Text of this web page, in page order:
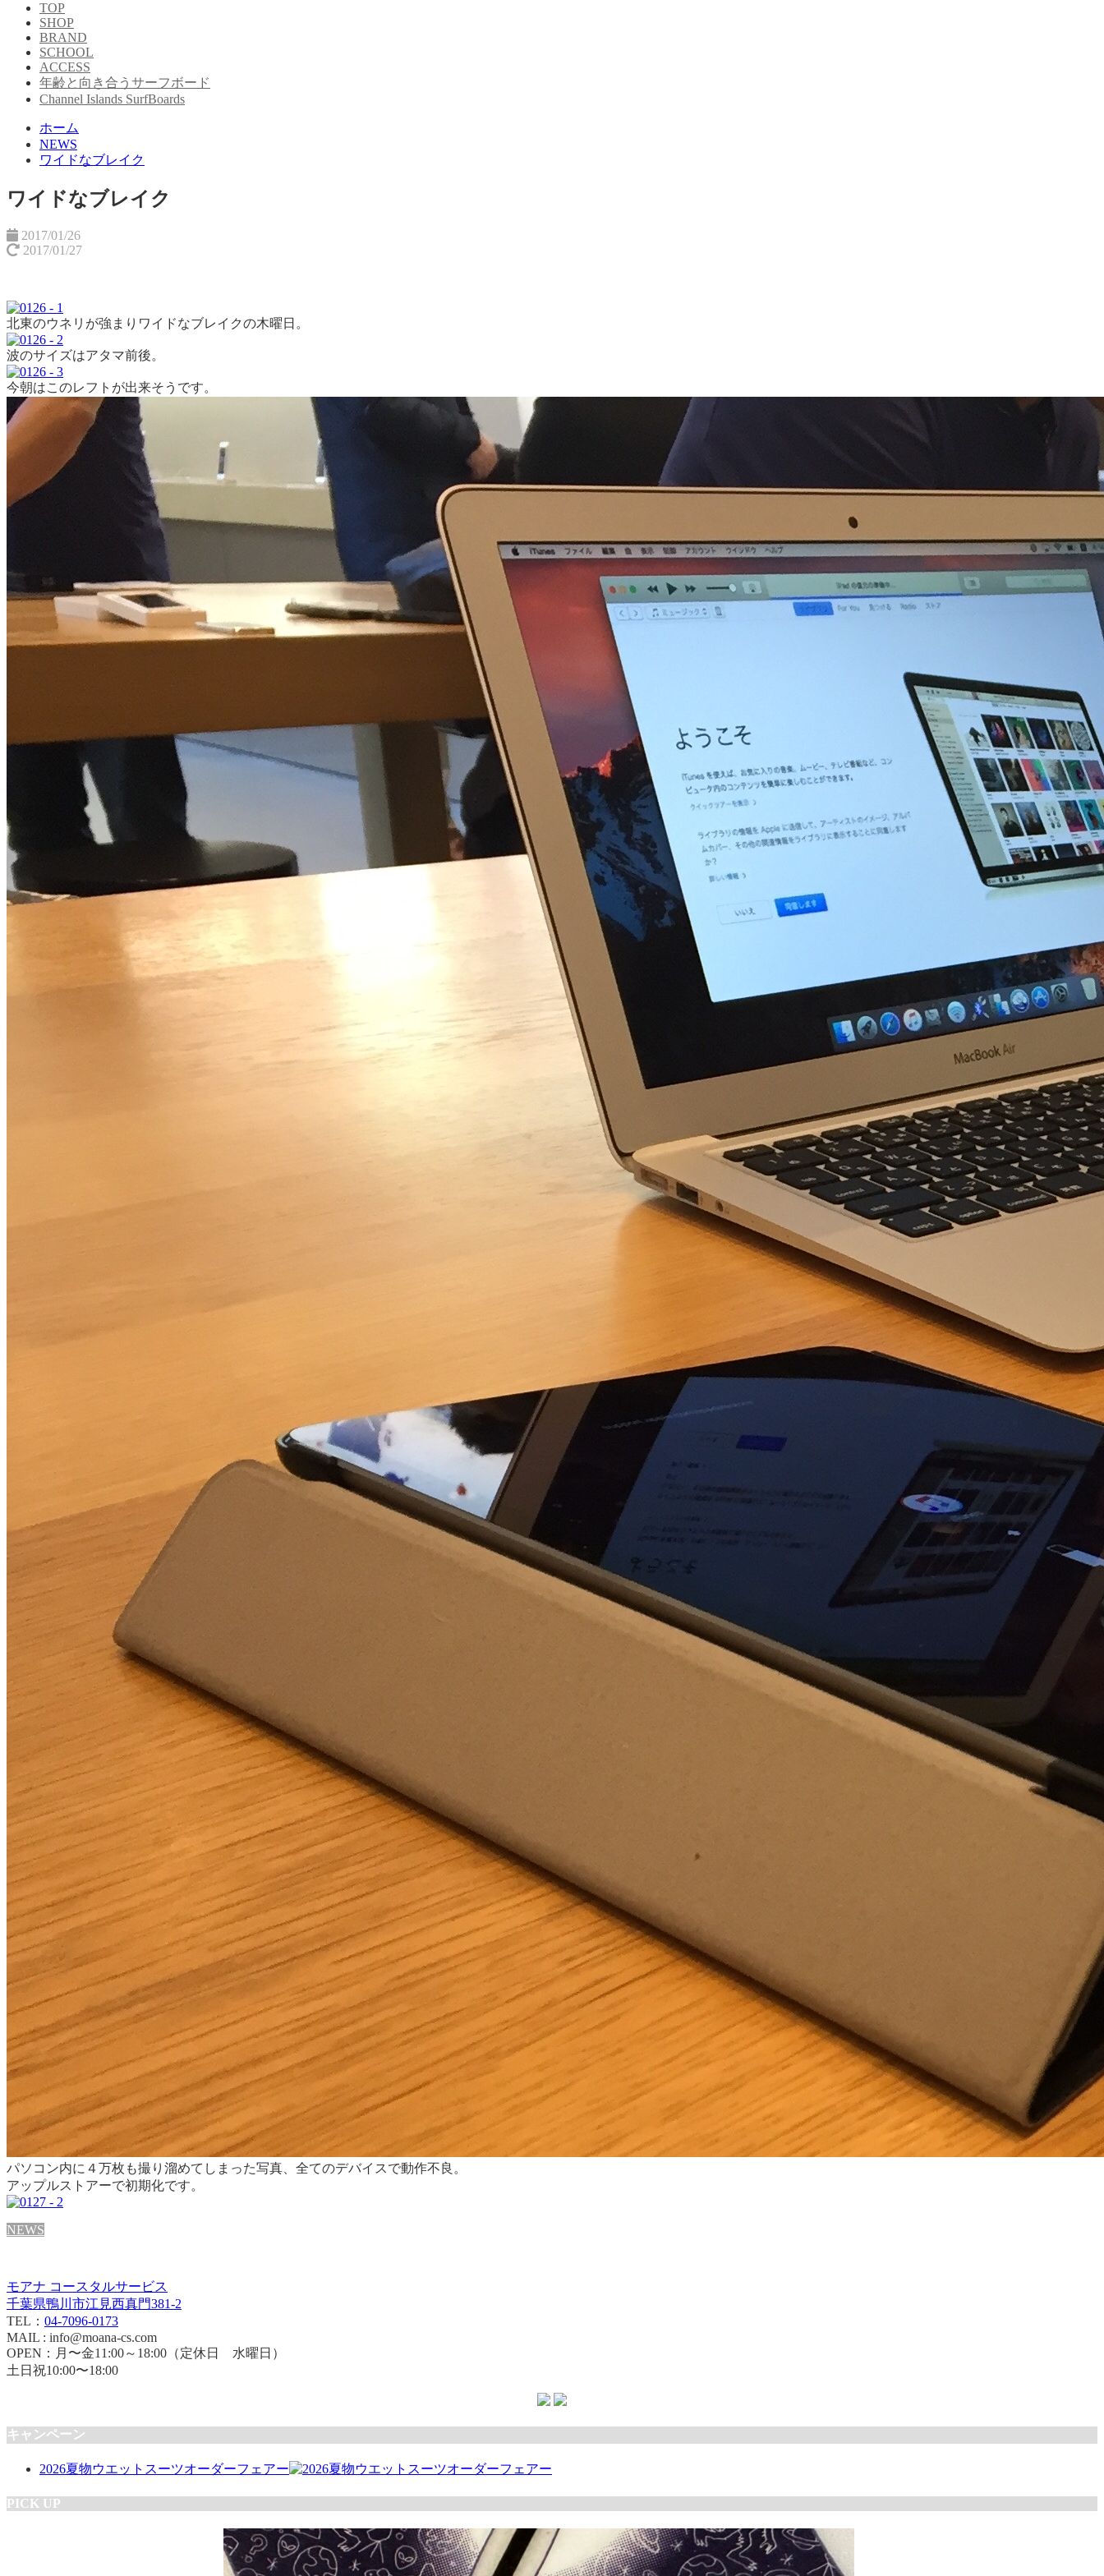
TOP
SHOP
BRAND
SCHOOL
ACCESS
年齢と向き合うサーフボード
Channel Islands SurfBoards
ホーム
NEWS
ワイドなブレイク
ワイドなブレイク
2017/01/26
2017/01/27
北東のウネリが強まりワイドなブレイクの木曜日。
波のサイズはアタマ前後。
今朝はこのレフトが出来そうです。
パソコン内に４万枚も撮り溜めてしまった写真、全てのデバイスで動作不良。
アップルストアーで初期化です。
NEWS
モアナ コースタルサービス
千葉県鴨川市江見西真門381-2
TEL： 04-7096-0173
MAIL : info@moana-cs.com
OPEN：月〜金11:00～18:00（定休日 水曜日）
土日祝10:00〜18:00
キャンペーン
2026夏物ウエットスーツオーダーフェアー
PICK UP